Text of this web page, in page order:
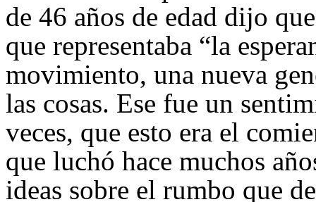
de 46 años de edad dijo
que representaba “la
movimiento, una nueva
las cosas. Ese fue un
veces, que esto era el
que luchó hace muchos
ideas sobre el rumbo que